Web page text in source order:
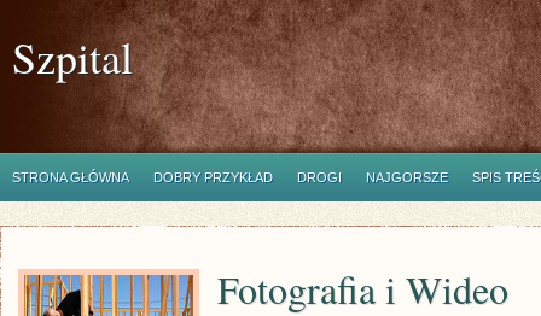
Szpital
STRONA GŁÓWNA DOBRY PRZYKŁAD DROGI NAJGORSZE SPIS
Fotografia i Wideo